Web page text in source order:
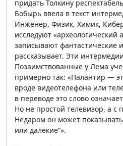
придать Толкину
Бобырь ввела в текст
Инженер, Физик, Химик,
исследуют «археологический
записывают фантастические
рассказывает. Эти
Позаимствованные у Лема
примерно так: «Палантир —
вроде видеотелефона или
в переводе это слово
Но не простой телевизор, а с
Недаром он может
или далекие”».